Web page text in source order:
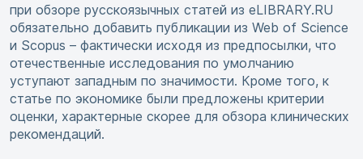
при обзоре русскоязычных статей из eLIBRARY.RU
обязательно добавить публикации из Web of Science
и Scopus – фактически исходя из предпосылки, что
отечественные исследования по умолчанию
уступают западным по значимости. Кроме того, к
статье по экономике были предложены критерии
оценки, характерные скорее для обзора клинических
рекомендаций.